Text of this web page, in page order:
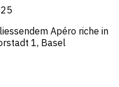
Apéro riche in
1, Basel